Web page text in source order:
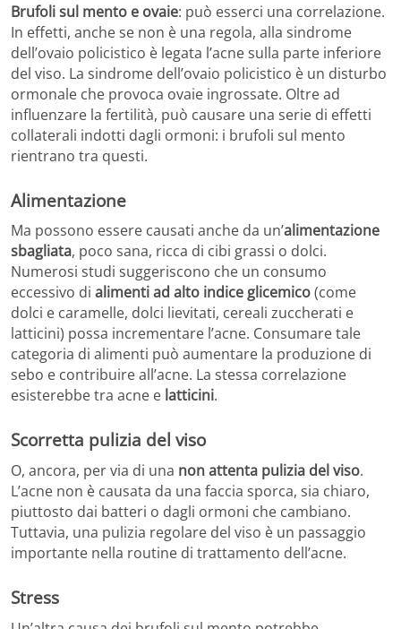
Brufoli sul mento e ovaie: può esserci una correlazione.
In effetti, anche se non è una regola, alla sindrome
dell’ovaio policistico è legata l’acne sulla parte inferiore
del viso. La sindrome dell’ovaio policistico è un disturbo
ormonale che provoca ovaie ingrossate. Oltre ad
influenzare la fertilità, può causare una serie di effetti
collaterali indotti dagli ormoni: i brufoli sul mento
rientrano tra questi.
Alimentazione
Ma possono essere causati anche da un’alimentazione
sbagliata, poco sana, ricca di cibi grassi o dolci.
Numerosi studi suggeriscono che un consumo
eccessivo di alimenti ad alto indice glicemico(come
dolci e caramelle, dolci lievitati, cereali zuccherati e
latticini) possa incrementare l’acne. Consumare tale
categoria di alimenti può aumentare la produzione di
sebo e contribuire all’acne. La stessa correlazione
esisterebbe tra acne e latticini.
Scorretta pulizia del viso
O, ancora, per via di una non attenta pulizia del viso.
L’acne non è causata da una faccia sporca, sia chiaro,
piuttosto dai batteri o dagli ormoni che cambiano.
Tuttavia, una pulizia regolare del viso è un passaggio
importante nella routine di trattamento dell’acne.
Stress